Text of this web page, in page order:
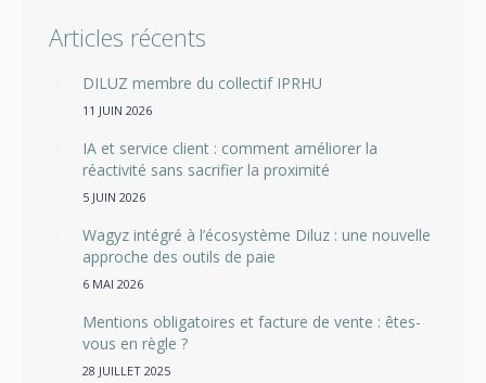
Articles récents
DILUZ membre du collectif IPRHU
11 JUIN 2026
IA et service client : comment améliorer la
réactivité sans sacrifier la proximité
5 JUIN 2026
Wagyz intégré à l’écosystème Diluz : une nouvelle
approche des outils de paie
6 MAI 2026
Mentions obligatoires et facture de vente : êtes-
vous en règle ?
28 JUILLET 2025